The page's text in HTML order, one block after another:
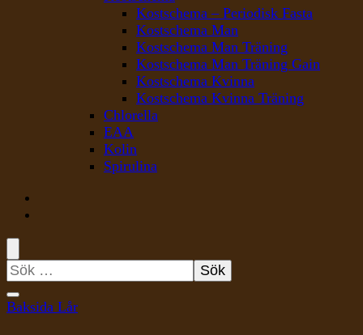
Kostschema – Periodisk Fasta
Kostschema Man
Kostschema Man Träning
Kostschema Man Träning Gain
Kostschema Kvinna
Kostschema Kvinna Träning
Chlorella
EAA
Kolin
Spirulina
Sök
efter:
Baksida Lår